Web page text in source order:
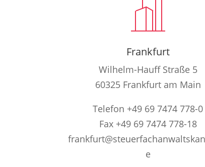
Frankfurt
Wilhelm-Hauff Straße 5
60325 Frankfurt am Main
Telefon +49 69 7474 778-0
Fax +49 69 7474 778-18
e